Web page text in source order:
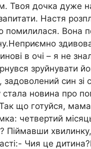
Твоя дочка дуже
Настя
помилилася. Вона
в очі – я не
зруйнувати
син зі
новина про
що готуйся,
четвертий
Піймавши
Чия це